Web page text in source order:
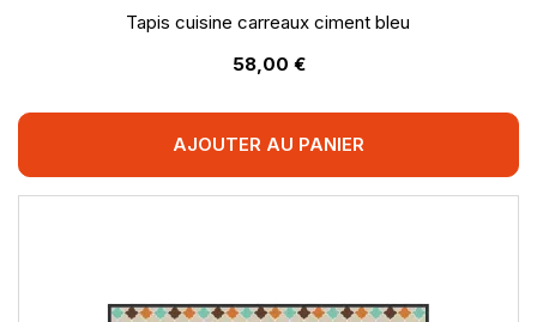
Tapis cuisine carreaux ciment bleu
58,00 €
AJOUTER AU PANIER